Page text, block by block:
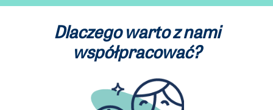
Dlaczego warto z nami
współpracować?